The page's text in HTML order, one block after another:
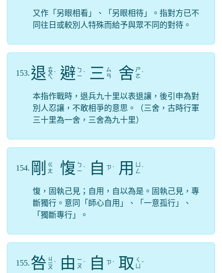
又作「另眼相看」、「另眼相待」。指對方已不
同往日或較別人特殊而給予與眾不同的對待。
153. 退 ㄊ
ㄨ
ㄟ
ˋ 避 ㄅ
ㄧ ˋ 三 ㄙ
ㄢ
舍 ㄕ
ㄜ ˋ
本指作戰時，退兵九十里以表退讓，後引申為對
別人忍讓，不敢相爭的意思。（三舍，古時行軍
三十里為一舍，三舍為九十里）
154. 剛
ㄍ
ㄤ
愎 ㄅ
ㄧ ˋ 自 ㄗ ˋ 用
ㄥ ˋ
愎，固執己見；自用，自以為是。固執己見，專
斷獨行。意同「師心自用」、「一意孤行」、
「獨斷專行」。
155. 咎 ㄐ
ㄧ
ㄡ
ˋ 由 ㄧ
ㄡ ˊ 自 ㄗ ˋ 取 ㄑ
ˇ